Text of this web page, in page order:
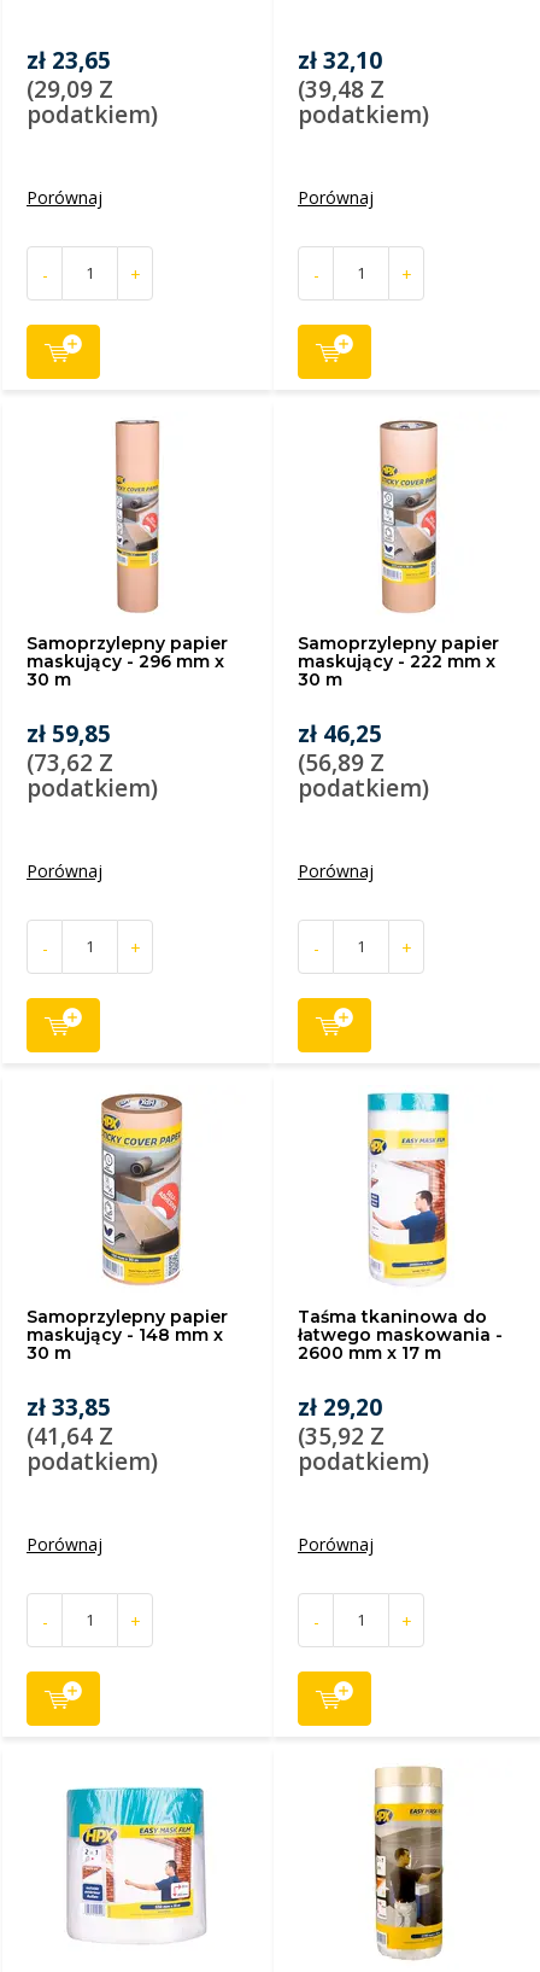
zł 23,65
(29,09 Z
podatkiem)
Porównaj
- +
zł 32,10
(39,48 Z
podatkiem)
Porównaj
- +
Samoprzylepny papier
maskujący - 296 mm x
30 m
zł 59,85
(73,62 Z
podatkiem)
Porównaj
- +
Samoprzylepny papier
maskujący - 222 mm x
30 m
zł 46,25
(56,89 Z
podatkiem)
Porównaj
- +
Samoprzylepny papier
maskujący - 148 mm x
30 m
zł 33,85
(41,64 Z
podatkiem)
Porównaj
- +
Taśma tkaninowa do
łatwego maskowania -
2600 mm x 17 m
zł 29,20
(35,92 Z
podatkiem)
Porównaj
- +